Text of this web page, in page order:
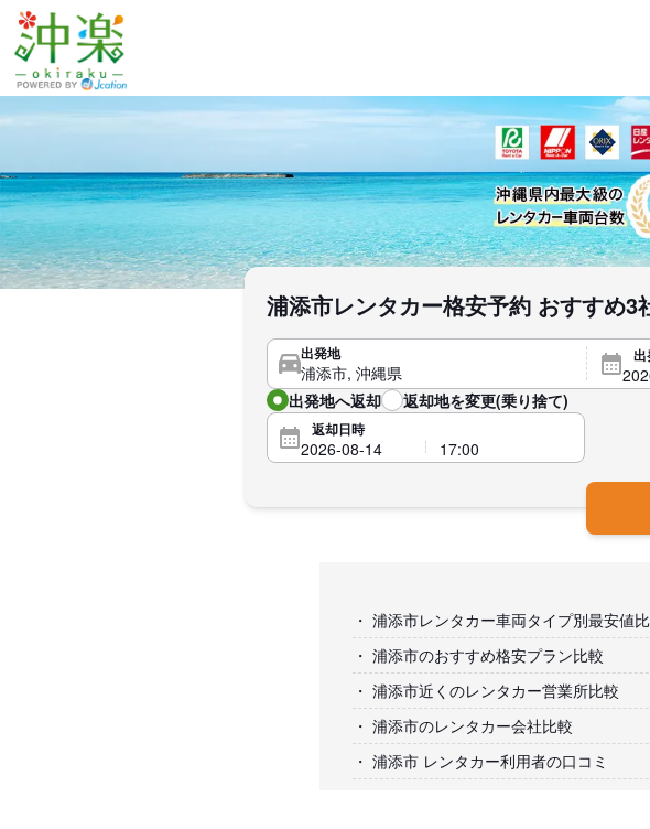
浦添市レンタカー格安予約 おすすめ3
出発地 出
出発地へ返却 返却地を変更(乗り捨て)
返却日時
浦添市レンタカー車両タイプ別最安値
浦添市のおすすめ格安プラン比較
浦添市近くのレンタカー営業所比較
浦添市のレンタカー会社比較
浦添市 レンタカー利用者の口コミ